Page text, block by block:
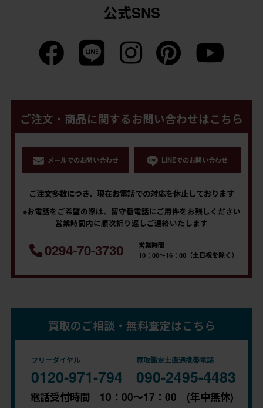
公式SNS
ご注文・商品に関するお問い合わせはこちら
メールでのお問い合わせ LINEでのお問い合わせ
ご注文多数につき、現在お電話での対応を休止しております
※お電話をご希望の際は、留守番電話にご用件をお残しください
営業時間内に順次折り返しご連絡いたします
0294-70-3730
営業時間
10：00～16：00（土日祝を除く）
買取のご相談・無料査定はこちら
フリーダイヤル
0120-971-794
買取鑑定士直通携帯電話
090-2495-4483
電話受付時間 10：00～17：00 (年中無休)